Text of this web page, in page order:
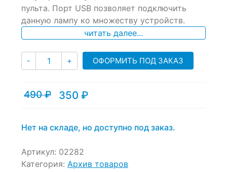
пульта. Порт USB позволяет подключить
данную лампу ко множеству устройств.
читать далее...
- Количество
+ ОФОРМИТЬ ПОД ЗАКАЗ
490₽
Первоначальная
490 ₽.
350 ₽
Текущая
Нет на складе, но доступно под заказ.
Артикул: 02282
Категория: Архив товаров